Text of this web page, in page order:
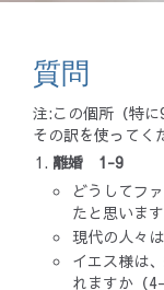
質問
注:この個所（特に
その訳を使ってく
離婚 1-9
どうしてフ
たと思います
現代の人々
イエス様は
れますか（4-